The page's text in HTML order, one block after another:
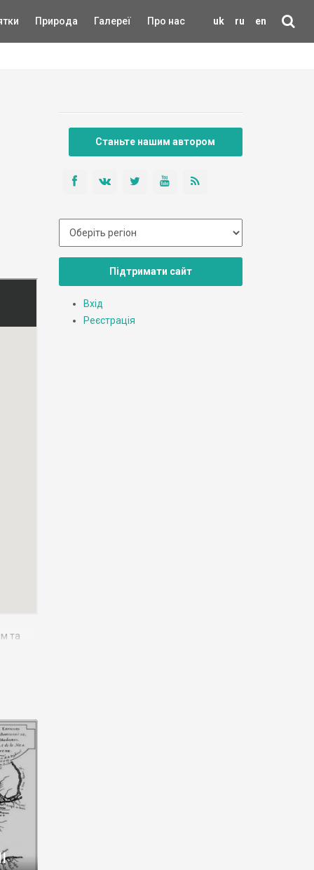
uk ru en
Природа Галереї Про нас
та
Станьте нашим автором
Підтримати сайт
Вхід
Реєстрація